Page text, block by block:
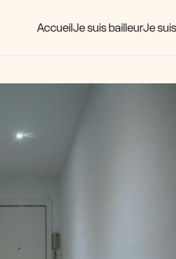
AccueilJe suis bailleurJe